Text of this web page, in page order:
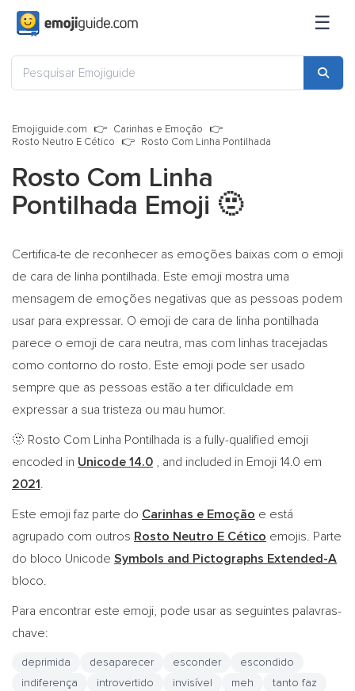
☰
Emojiguide.com
Carinhas e Emoção
Rosto Neutro E Cético
Rosto Com Linha Pontilhada
Rosto Com Linha
Pontilhada Emoji 🫥
Certifica-te de reconhecer as emoções baixas com o emoji
de cara de linha pontilhada. Este emoji mostra uma
mensagem de emoções negativas que as pessoas podem
usar para expressar. O emoji de cara de linha pontilhada
parece o emoji de cara neutra, mas com linhas tracejadas
como contorno do rosto. Este emoji pode ser usado
sempre que as pessoas estão a ter dificuldade em
expressar a sua tristeza ou mau humor.
🫥 Rosto Com Linha Pontilhada is a fully-qualified emoji
encoded in Unicode 14.0 , and included in Emoji 14.0 em
2021.
Este emoji faz parte do Carinhas e Emoção e está
agrupado com outros Rosto Neutro E Cético emojis. Parte
do bloco Unicode Symbols and Pictographs Extended-A
bloco.
Para encontrar este emoji, pode usar as seguintes palavras-
chave:
deprimida desaparecer esconder
escondido
indiferença
introvertido invisível meh tanto faz